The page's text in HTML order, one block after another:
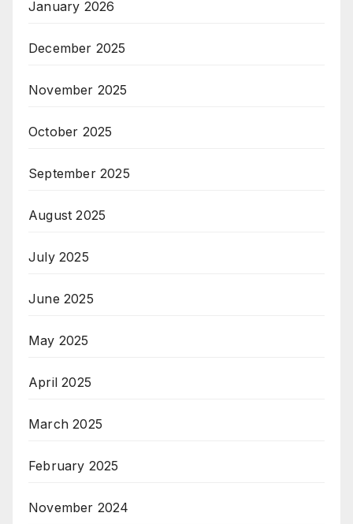
January 2026
December 2025
November 2025
October 2025
September 2025
August 2025
July 2025
June 2025
May 2025
April 2025
March 2025
February 2025
November 2024